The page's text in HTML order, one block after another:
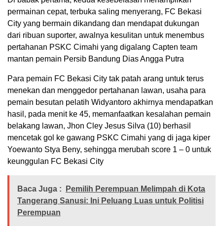
permainan cepat, terbuka saling menyerang, FC Bekasi
City yang bermain dikandang dan mendapat dukungan
dari ribuan suporter, awalnya kesulitan untuk menembus
pertahanan PSKC Cimahi yang digalang Capten team
mantan pemain Persib Bandung Dias Angga Putra
Para pemain FC Bekasi City tak patah arang untuk terus
menekan dan menggedor pertahanan lawan, usaha para
pemain besutan pelatih Widyantoro akhirnya mendapatkan
hasil, pada menit ke 45, memanfaatkan kesalahan pemain
belakang lawan, Jhon Cley Jesus Silva (10) berhasil
mencetak gol ke gawang PSKC Cimahi yang di jaga kiper
Yoewanto Stya Beny, sehingga merubah score 1 – 0 untuk
keunggulan FC Bekasi City
Baca Juga :
Pemilih Perempuan Melimpah di Kota
Tangerang Sanusi: Ini Peluang Luas untuk Politisi
Perempuan